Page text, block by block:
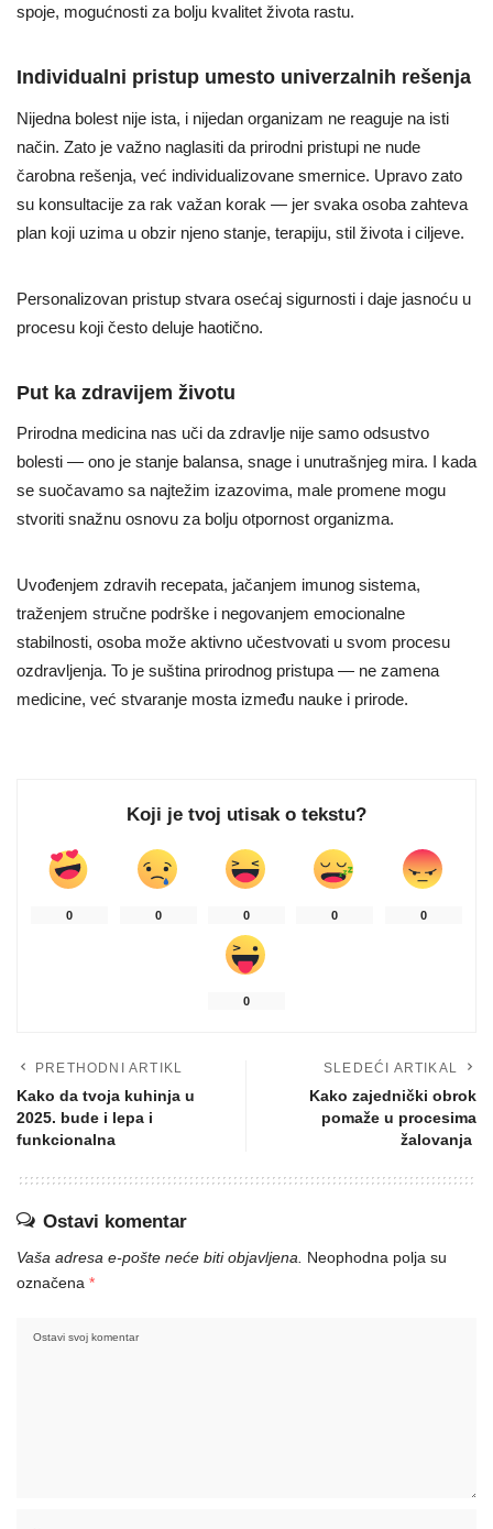
spoje, mogućnosti za bolju kvalitet života rastu.
Individualni pristup umesto univerzalnih rešenja
Nijedna bolest nije ista, i nijedan organizam ne reaguje na isti
način. Zato je važno naglasiti da prirodni pristupi ne nude
čarobna rešenja, već individualizovane smernice. Upravo zato
su konsultacije za rak važan korak — jer svaka osoba zahteva
plan koji uzima u obzir njeno stanje, terapiju, stil života i ciljeve.
Personalizovan pristup stvara osećaj sigurnosti i daje jasnoću u
procesu koji često deluje haotično.
Put ka zdravijem životu
Prirodna medicina nas uči da zdravlje nije samo odsustvo
bolesti — ono je stanje balansa, snage i unutrašnjeg mira. I kada
se suočavamo sa najtežim izazovima, male promene mogu
stvoriti snažnu osnovu za bolju otpornost organizma.
Uvođenjem zdravih recepata, jačanjem imunog sistema,
traženjem stručne podrške i negovanjem emocionalne
stabilnosti, osoba može aktivno učestvovati u svom procesu
ozdravljenja. To je suština prirodnog pristupa — ne zamena
medicine, već stvaranje mosta između nauke i prirode.
Koji je tvoj utisak o tekstu?
0 0 0 0 0
0
PRETHODNI ARTIKL
Kako da tvoja kuhinja u
2025. bude i lepa i
funkcionalna
SLEDEĆI ARTIKAL
Kako zajednički obrok
pomaže u procesima
žalovanja
Ostavi komentar
Vaša adresa e-pošte neće biti objavljena. Neophodna polja su
označena *